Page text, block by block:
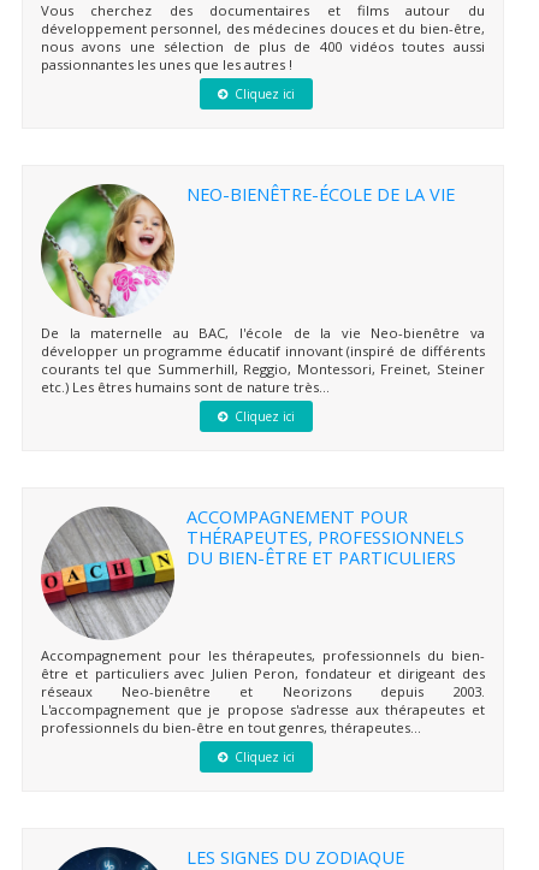
Vous cherchez des documentaires et films autour du
développement personnel, des médecines douces et du bien-être,
nous avons une sélection de plus de 400 vidéos toutes aussi
passionnantes les unes que les autres !
Cliquez ici
NEO-BIENÊTRE-ÉCOLE DE LA VIE
De la maternelle au BAC, l'école de la vie Neo-bienêtre va
développer un programme éducatif innovant (inspiré de différents
courants tel que Summerhill, Reggio, Montessori, Freinet, Steiner
etc.) Les êtres humains sont de nature très...
Cliquez ici
ACCOMPAGNEMENT POUR
THÉRAPEUTES, PROFESSIONNELS
DU BIEN-ÊTRE ET PARTICULIERS
Accompagnement pour les thérapeutes, professionnels du bien-
être et particuliers avec Julien Peron, fondateur et dirigeant des
réseaux Neo-bienêtre et Neorizons depuis 2003.
L'accompagnement que je propose s'adresse aux thérapeutes et
professionnels du bien-être en tout genres, thérapeutes...
Cliquez ici
LES SIGNES DU ZODIAQUE